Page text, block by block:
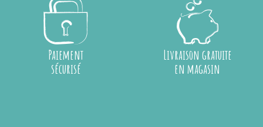
Paiement
sécurisé
Livraison gratuite
en magasin